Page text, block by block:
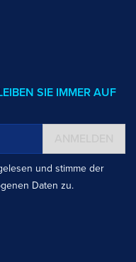
SIE IMMER AUF
und stimme der
Daten zu.